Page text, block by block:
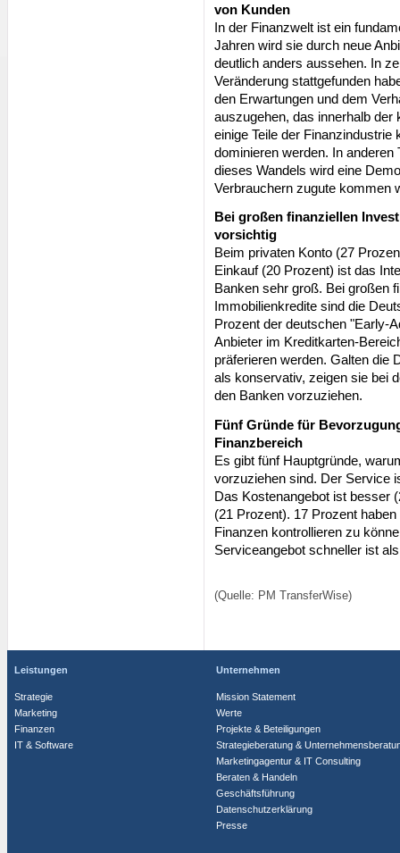
von Kunden
In der Finanzwelt ist ein
Jahren wird sie durch neue
deutlich anders aussehen. In
Veränderung stattgefunden
den Erwartungen und dem
auszugehen, das innerhalb
einige Teile der
dominieren werden. In
dieses Wandels wird eine
Verbrauchern zugute kommen
Bei großen finanziellen
vorsichtig
Beim privaten Konto (27
Einkauf (20 Prozent) ist das
Banken sehr groß. Bei großen
Immobilienkredite sind die
Prozent der deutschen "Early-
Anbieter im Kreditkarten-
präferieren werden. Galten die
als konservativ, zeigen sie bei
den Banken vorzuziehen.
Fünf Gründe für
Finanzbereich
Es gibt fünf Hauptgründe,
vorzuziehen sind. Der Service
Das Kostenangebot ist besser
(21 Prozent). 17 Prozent
Finanzen kontrollieren zu
Serviceangebot schneller ist
(Quelle: PM TransferWise)
Leistungen
Strategie
Marketing
Finanzen
IT & Software
Unternehmen
Mission Statement
Werte
Projekte & Beteiligungen
Strategieberatung &
Marketingagentur & IT Consulting
Beraten & Handeln
Geschäftsführung
Datenschutzerklärung
Presse